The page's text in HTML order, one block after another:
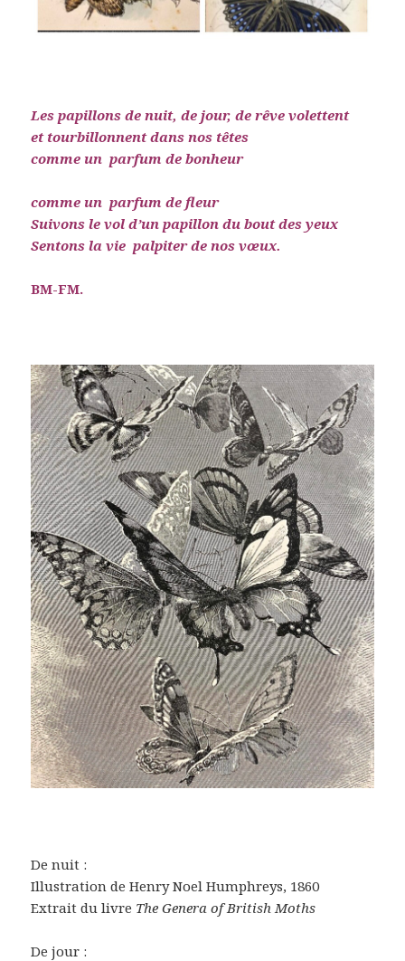
Les papillons de nuit, de jour, de rêve volettent
et tourbillonnentdans nos têtes
comme un parfum de bonheur
comme un parfum de fleur
Suivons le vol d’un papillon du bout des yeux
Sentons la vie palpiter de nos vœux.
BM-FM.
De nuit :
Illustration de Henry Noel Humphreys, 1860
Extrait du livre The Genera of British Moths
De jour :